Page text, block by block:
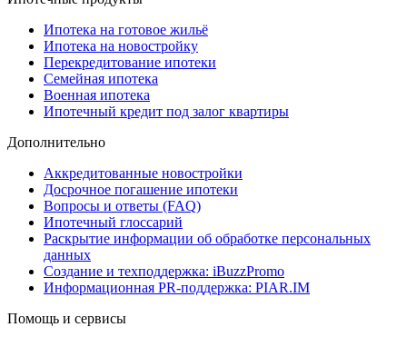
Ипотека на готовое жильё
Ипотека на новостройку
Перекредитование ипотеки
Семейная ипотека
Военная ипотека
Ипотечный кредит под залог квартиры
Дополнительно
Аккредитованные новостройки
Досрочное погашение ипотеки
Вопросы и ответы (FAQ)
Ипотечный глоссарий
Раскрытие информации об обработке персональных
данных
Создание и техподдержка: iBuzzPromo
Информационная PR-поддержка: PIAR.IM
Помощь и сервисы